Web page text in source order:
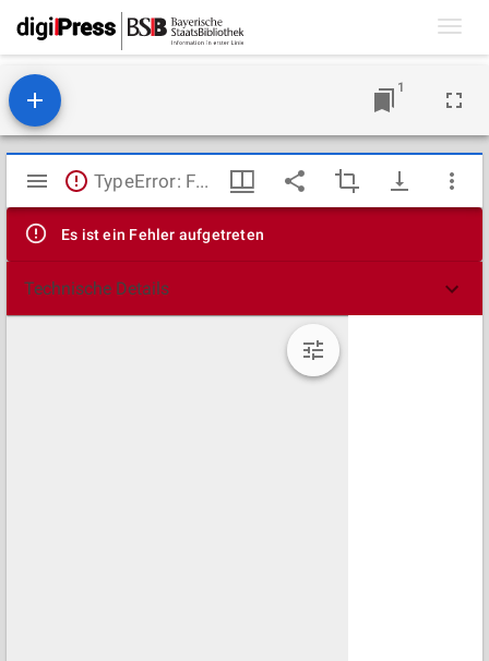
1
Mirador
Viewer
TypeError: Failed to fetch
Es ist ein Fehler aufgetreten
Technische Details